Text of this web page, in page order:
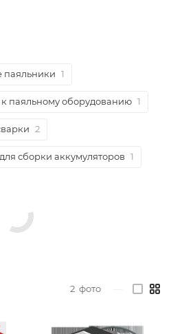
паяльники 1
паяльному оборудованию 1
2
сборки аккумуляторов 1
2 фото